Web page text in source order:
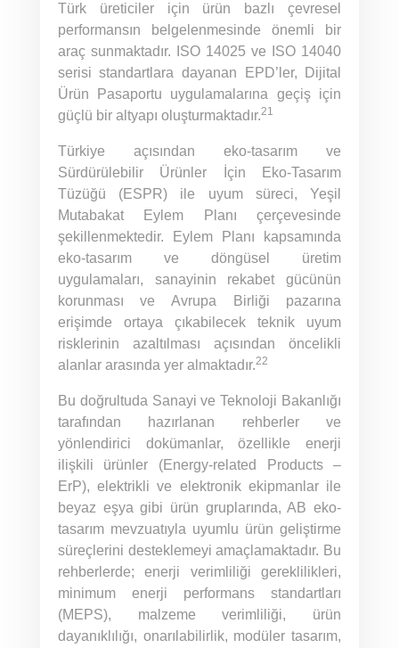
Türk üreticiler için ürün bazlı çevresel
performansın belgelenmesinde önemli bir
araç sunmaktadır. ISO 14025 ve ISO 14040
serisi standartlara dayanan EPD’ler, Dijital
Ürün Pasaportu uygulamalarına geçiş için
güçlü bir altyapı oluşturmaktadır.21
Türkiye açısından eko-tasarım ve
Sürdürülebilir Ürünler İçin Eko-Tasarım
Tüzüğü (ESPR) ile uyum süreci, Yeşil
Mutabakat Eylem Planı çerçevesinde
şekillenmektedir. Eylem Planı kapsamında
eko-tasarım ve döngüsel üretim
uygulamaları, sanayinin rekabet gücünün
korunması ve Avrupa Birliği pazarına
erişimde ortaya çıkabilecek teknik uyum
risklerinin azaltılması açısından öncelikli
alanlar arasında yer almaktadır.22
Bu doğrultuda Sanayi ve Teknoloji Bakanlığı
tarafından hazırlanan rehberler ve
yönlendirici dokümanlar, özellikle enerji
ilişkili ürünler (Energy-related Products –
ErP), elektrikli ve elektronik ekipmanlar ile
beyaz eşya gibi ürün gruplarında, AB eko-
tasarım mevzuatıyla uyumlu ürün geliştirme
süreçlerini desteklemeyi amaçlamaktadır. Bu
rehberlerde; enerji verimliliği gereklilikleri,
minimum enerji performans standartları
(MEPS), malzeme verimliliği, ürün
dayanıklılığı, onarılabilirlik, modüler tasarım,